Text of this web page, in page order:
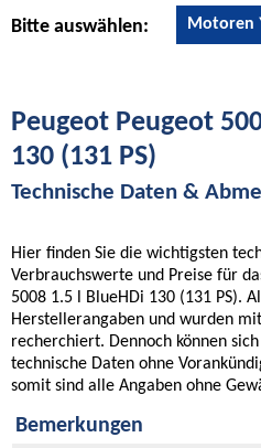
Bitte auswählen: Motoren
Peugeot Peugeot
130 (131 PS)
Technische Daten &
Hier finden Sie die wichtigsten
Verbrauchswerte und Preise für
5008 1.5 l BlueHDi 130 (131 PS).
Herstellerangaben und wurden
recherchiert. Dennoch können
technische Daten ohne
somit sind alle Angaben ohne
Bemerkungen